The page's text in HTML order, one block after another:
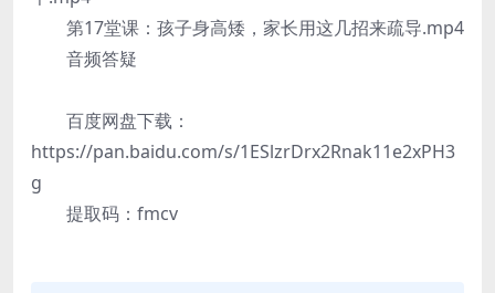
第17堂课：孩子身高矮，家长用这几招来疏导.mp4
音频答疑
百度网盘下载：
https://pan.baidu.com/s/1ESlzrDrx2Rnak11e2xPH3
g
提取码：fmcv